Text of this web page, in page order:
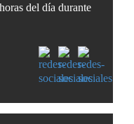
del día durante